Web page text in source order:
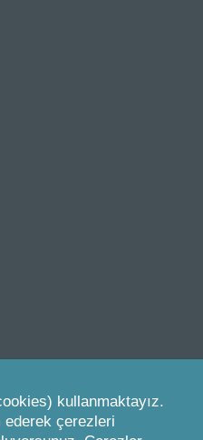
kullanmaktayız.
ederek çerezleri